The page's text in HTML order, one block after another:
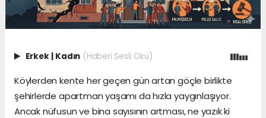
Erkek | Kadın (Haberi Sesli Oku)
Köylerden kente her geçen gün artan göçle birlikte
şehirlerde apartman yaşamı da hızla yaygınlaşıyor.
Ancak nüfusun ve bina sayısının artması, ne yazık ki